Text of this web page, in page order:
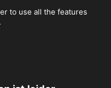
to use all the features